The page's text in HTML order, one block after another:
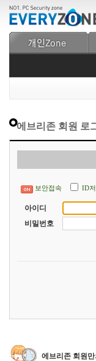
에브리존 회원 로
보안접속 ID
아이디
비밀번호
에브리존 회원